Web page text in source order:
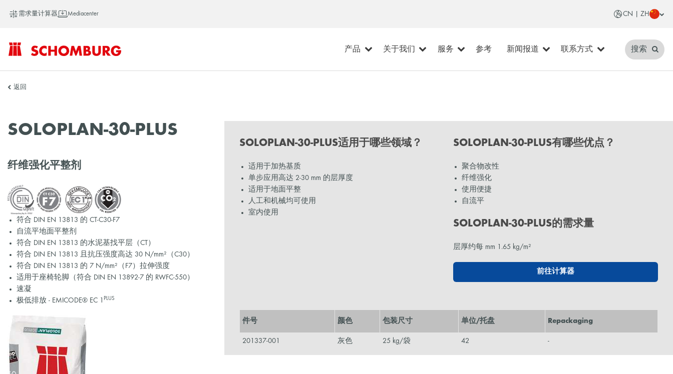
需求量计算器 Mediacenter CN | ZH
SCHOMBURG
产品 关于我们 服务 参考 新闻报道 联系方式 搜索
返回
SOLOPLAN-30-PLUS
纤维强化平整剂
符合 DIN EN 13813 的 CT-C30-F7
自流平地面平整剂
符合 DIN EN 13813 的水泥基找平层（CT）
符合 DIN EN 13813 且抗压强度高达 30 N/mm²（C30）
符合 DIN EN 13813 的 7 N/mm²（F7）拉伸强度
适用于座椅轮脚（符合 DIN EN 13892-7 的 RWFC-550）
速凝
极低排放 - EMICODE® EC 1
PLUS
SOLOPLAN-30-PLUS适用于哪些领域？
适用于加热基质
单步应用高达 2-30 mm 的层厚度
适用于地面平整
人工和机械均可使用
室内使用
SOLOPLAN-30-PLUS有哪些优点？
聚合物改性
纤维强化
使用便捷
自流平
SOLOPLAN-30-PLUS的需求量
层厚约每 mm 1.65 kg/m²
前往计算器
件号 颜色 包装尺寸 单位/托盘 Repackaging
201337-001 灰色 25 kg/袋 42 -